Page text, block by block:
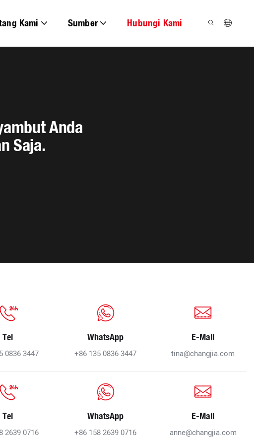
Kami Sumber Hubungi Kami
Anda
Saja.
Tel
0836 3447
WhatsApp
+86 135 0836 3447
E-Mail
tina@changjia.com
Tel
2639 0716
WhatsApp
+86 158 2639 0716
E-Mail
anne@changjia.com